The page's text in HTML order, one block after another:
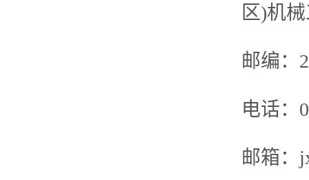
区)机
邮编：
电话：
邮箱：